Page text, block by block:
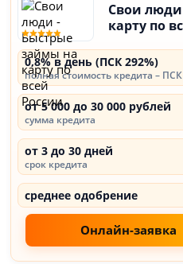
Свои
карту по
0,8% в день (ПСК 292%)
полная стоимость кредита – ПСК
от 5 000 до 30 000 рублей
сумма кредита
от 3 до 30 дней
срок кредита
среднее одобрение
Онлайн-заявка